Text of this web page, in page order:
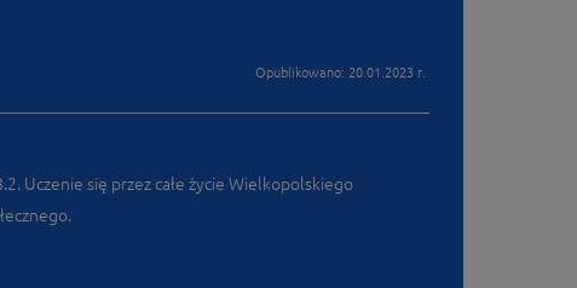
Opublikowano: 20.01.2023 r.
Uczenie się przez całe życie Wielkopolskiego